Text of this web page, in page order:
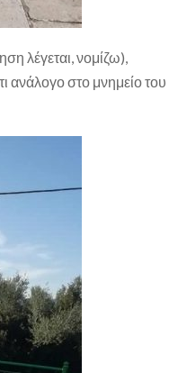
λέγεται, νομίζω),
ανάλογο στο μνημείο του